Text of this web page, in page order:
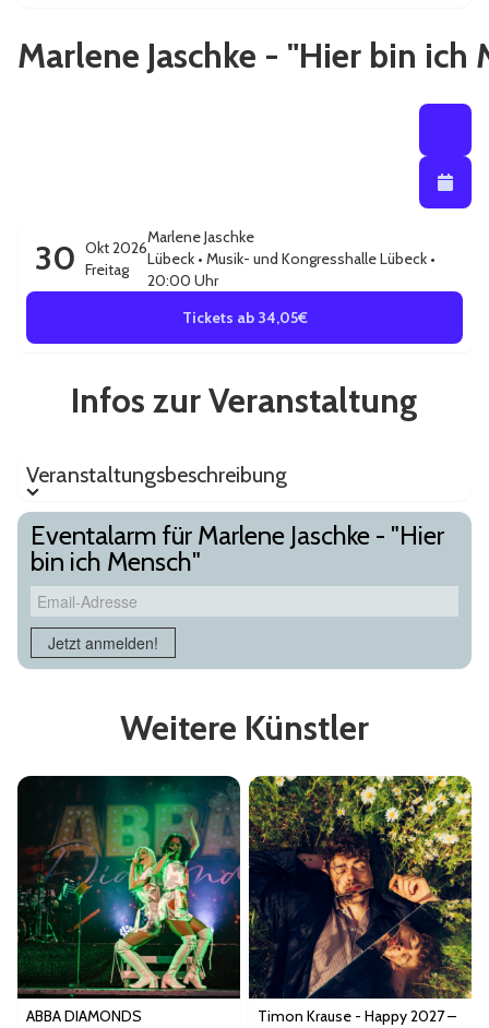
Marlene Jaschke - "Hier bin ich
30 Okt 2026
Freitag
Marlene Jaschke
Lübeck • Musik- und Kongresshalle Lübeck •
20:00 Uhr
Tickets ab 34,05€
Infos zur Veranstaltung
Veranstaltungsbeschreibung
Eventalarm für Marlene Jaschke - "Hier
bin ich Mensch"
Email-Adresse
Jetzt anmelden!
Weitere Künstler
ABBA DIAMONDS
Timon Krause - Happy 2027 –